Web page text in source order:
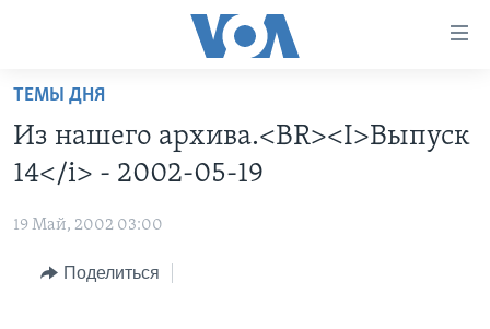
Перейти
основной
контент
навигации
ПРОГРАММЫ
НОВОСТИ ЗА МИНУТУ
ИТОГИ
УЧИМ АНГЛИЙСКИЙ
НАША АМЕРИКАНСКАЯ ИСТОРИЯ
ЭКСПЕРТИЗА
ИНТЕРВЬЮ
ТЕМЫ ДНЯ
Из нашего архива.<BR><I>Выпуск
14</i> - 2002-05-19
19 Май, 2002 03:00
Поделиться